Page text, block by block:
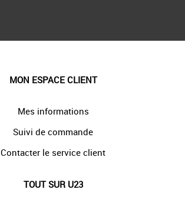
MON ESPACE CLIENT
Mes informations
Suivi de commande
Contacter le service client
TOUT SUR U23